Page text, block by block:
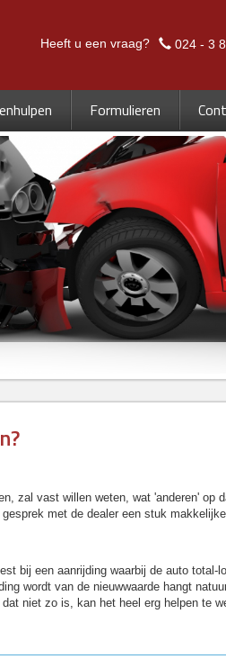
Heeft u een vraag? 024 - 3
Formulieren
zal vast willen weten, wat 'anderen' op
met de dealer een stuk
bij een aanrijding waarbij de auto total-
wordt van de nieuwwaarde hangt
niet zo is, kan het heel erg helpen te